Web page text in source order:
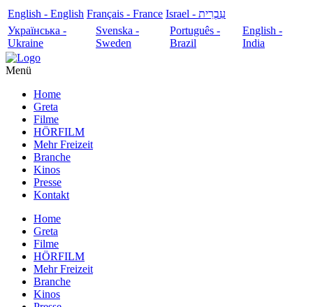
English - English Français - France
עִבְרִית - Israel
Українська -
Ukraine
Svenska -
Sweden
Português -
Brazil
English -
India
Menü
Home
Greta
Filme
HÖRFILM
Mehr Freizeit
Branche
Kinos
Presse
Kontakt
Home
Greta
Filme
HÖRFILM
Mehr Freizeit
Branche
Kinos